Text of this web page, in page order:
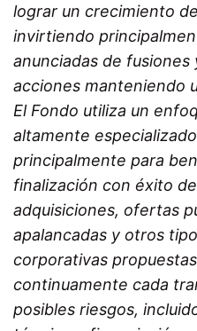
lograr un crecimiento
invirtiendo
anunciadas de fusiones
acciones manteniendo
El Fondo utiliza un
altamente
principalmente para
finalización con éxito
adquisiciones, ofertas
apalancadas y otros
corporativas
continuamente cada
posibles riesgos,